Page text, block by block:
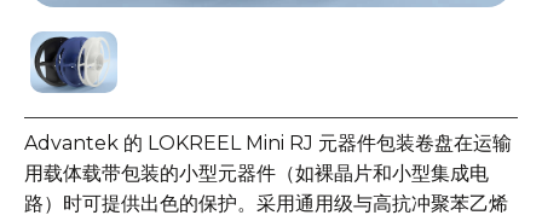
Advantek 的 LOKREEL Mini RJ 元器件包装卷盘在运输
用载体载带包装的小型元器件（如裸晶片和小型集成电
路）时可提供出色的保护。采用通用级与高抗冲聚苯乙烯